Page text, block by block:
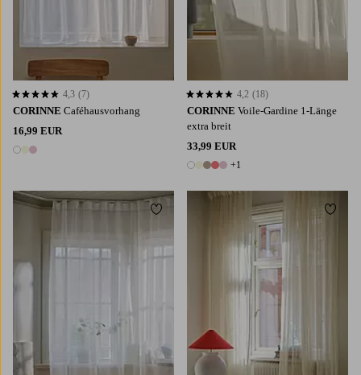
CORINNE Caféhausvorhang
16,99 EUR
3 Farben
4,3 basierend auf 7 Bewertungen
4,3 (7)
CORINNE Voile-Gardine 1-Länge
extra breit
33,99 EUR
6 Farben
+1
4,2 basierend auf 18 Bewertungen
4,2 (18)
Zu Favoriten hinzufügen Zu